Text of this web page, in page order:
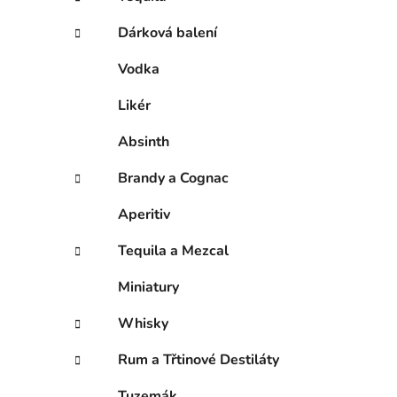
p
a
Dárková balení
Vodka
Likér
Absinth
Brandy a Cognac
Aperitiv
Tequila a Mezcal
Miniatury
Whisky
Rum a Třtinové Destiláty